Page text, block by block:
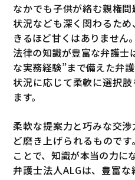
なかでも子供が絡む親権
状況なども深く関わるた
きるほど甘くはありません。
法律の知識が豊富な弁護士
な実務経験”まで備えた弁
状況に応じて柔軟に選択
ます。
柔軟な提案力と巧みな交
ど磨き上げられるもので
ことで、知識が本当の力に
弁護士法人ALGは、豊富